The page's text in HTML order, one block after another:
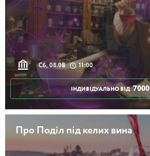
Сб, 08.08 11:00
ІНДИВІДУАЛЬНО ВІД 7000
Про Поділ під келих вина